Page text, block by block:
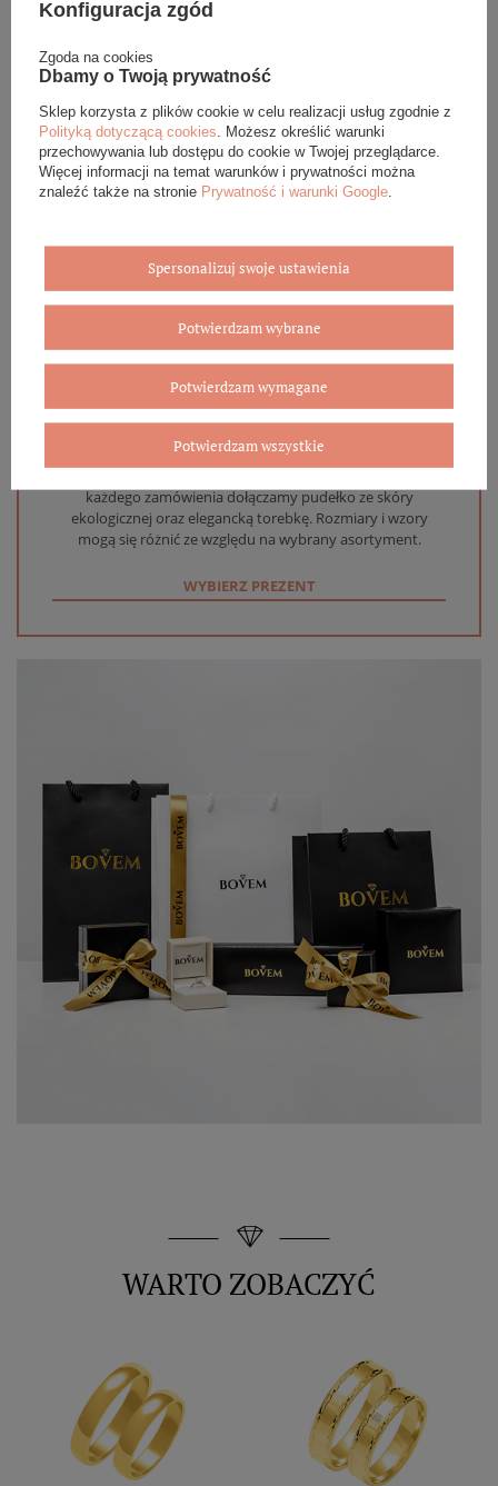
Podana cena dotyczy jednej sztuki.
DANE SZCZEGÓŁOWE
OPINIE (0)
Eleganckie opakowanie gratis
Biżuterię i zegarki zakupione w sklepie internetowym
każdego zamówienia dołączamy pudełko ze skóry
ekologicznej oraz elegancką torebkę. Rozmiary i wzory
mogą się różnić ze względu na wybrany asortyment.
WYBIERZ PREZENT
WARTO ZOBACZYĆ
Konfiguracja zgód
Zgoda na cookies
Dbamy o Twoją prywatność
Sklep korzysta z plików cookie w celu realizacji usług zgodnie z
Polityką dotyczącą cookies . Możesz określić warunki
przechowywania lub dostępu do cookie w Twojej przeglądarce.
Więcej informacji na temat warunków i prywatności można
znaleźć także na stronie Prywatność i warunki Google
Spersonalizuj swoje ustawienia
Potwierdzam wybrane
Potwierdzam wymagane
Potwierdzam wszystkie